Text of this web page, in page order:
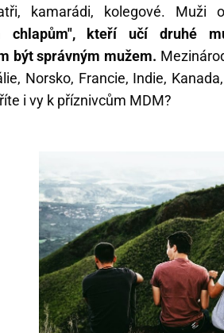
kamarádi, kolegové. Muži
chlapům", kteří učí druhé
být správným mužem.
Norsko, Francie, Indie,
i vy k příznivcům MDM?